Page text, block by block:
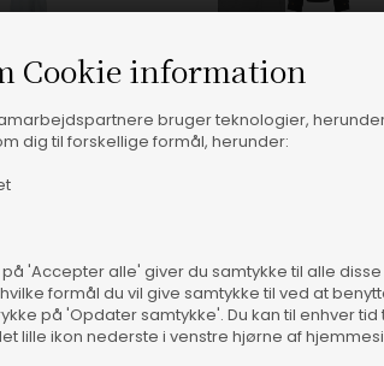
Cookie information
bruger teknologier,
dig til forskellige formål, herunder:
'Accepter alle' giver du samtykke til alle
formål du vil give samtykke til ved at
på 'Opdater samtykke'. Du kan til enhver
lille ikon nederste i venstre hjørne af
Rabens Saloner
975,00 DKK 1.950,00